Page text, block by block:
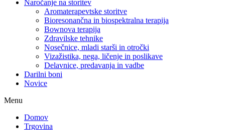
Naročanje na storitev
Aromaterapevtske storitve
Bioresonančna in biospektralna terapija
Bownova terapija
Zdravilske tehnike
Nosečnice, mladi starši in otročki
Vizažistika, nega, ličenje in poslikave
Delavnice, predavanja in vadbe
Darilni boni
Novice
Menu
Domov
Trgovina